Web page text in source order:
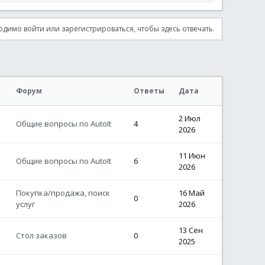
войти или зарегистрироваться, чтобы здесь отвечать.
Форум Ответы Дата
Общие вопросы по AutoIt 4
2 Июл
2026
Общие вопросы по AutoIt 6
11 Июн
2026
Покупка/продажа, поиск
услуг
0
16 Май
2026
Стол заказов 0
13 Сен
2025